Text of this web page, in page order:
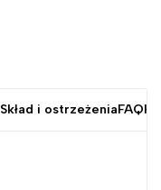
Skład i ostrzeżeniaFAQ